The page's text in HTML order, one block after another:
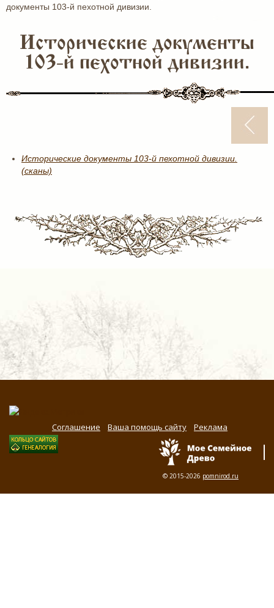
документы 103-й пехотной дивизии.
Исторические документы
103-й пехотной дивизии.
Исторические документы 103-й пехотной дивизии.
(сканы)
Соглашение Ваша помощь сайту Реклама
© 2015-2026 pomnirod.ru